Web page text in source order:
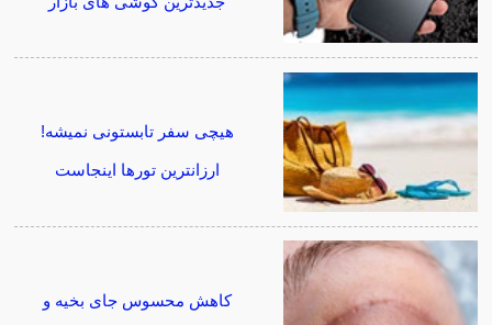
هیچی سفر تابستونی نمیشه!
ارزانترین تورها اینجاست
کاهش محسوس جای بخیه و